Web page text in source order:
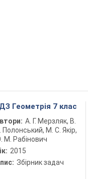
Геометрія 7 клас
А. Г. Мерзляк, В.
Полонський, М. С. Якір,
М. Рабінович
2015
Збірник задач